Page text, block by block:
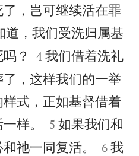
，岂可继续活在罪
道，我们受洗归属基
？ 

4 我们借着洗礼
，这样我们的一举
式，正如基督借着
样。


5 如果我们和
祂一同复活。


6 我